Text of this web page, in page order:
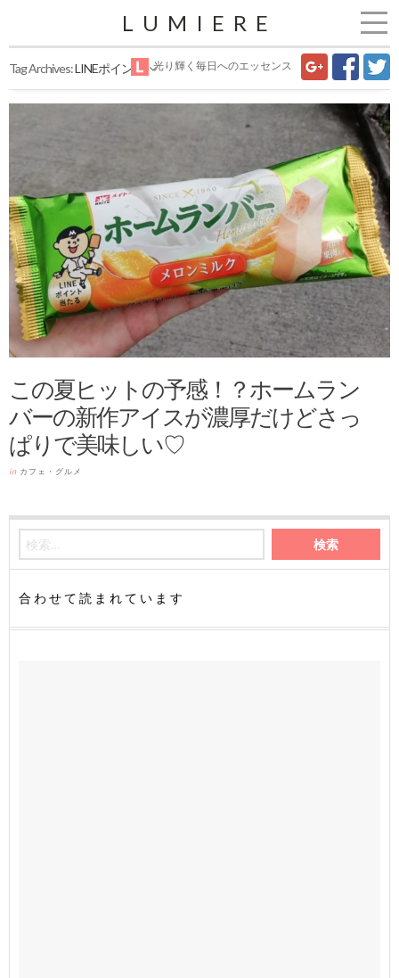
LUMIERE
光り輝く毎日へのエッセンス
Tag Archives:LINEポイント
この夏ヒットの予感！？ホームラン
バーの新作アイスが濃厚だけどさっ
ぱりで美味しい♡
in カフェ・グルメ
合わせて読まれています